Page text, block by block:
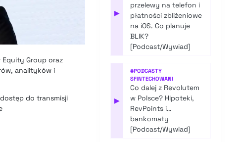
Equity Group oraz
analityków i
do transmisji
▶
przelewy na telefon i
płatności zbliżeniowe
na iOS. Co planuje
BLIK?
[Podcast/Wywiad]
▶
#PODCASTY
SFINTECHOWANI
Co dalej z Revolutem
w Polsce? Hipoteki,
RevPoints i…
bankomaty
[Podcast/Wywiad]